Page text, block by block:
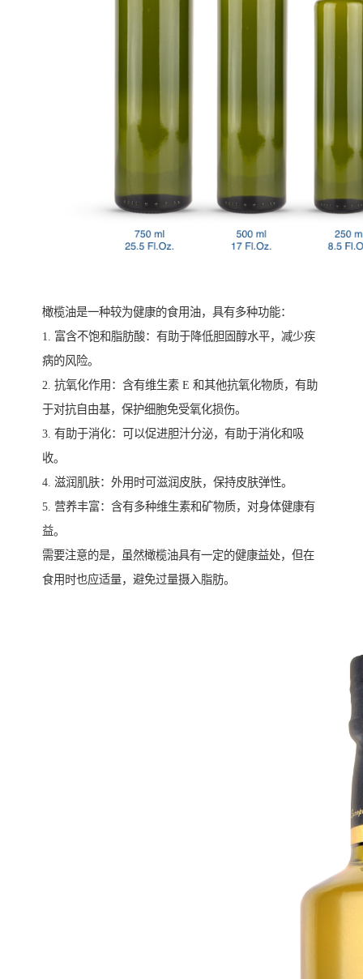
橄榄油是一种较为健康的食用油，具有多种功能：
1. 富含不饱和脂肪酸：有助于降低胆固醇水平，减少疾
病的风险。
2. 抗氧化作用：含有维生素 E 和其他抗氧化物质，有助
于对抗自由基，保护细胞免受氧化损伤。
3. 有助于消化：可以促进胆汁分泌，有助于消化和吸
收。
4. 滋润肌肤：外用时可滋润皮肤，保持皮肤弹性。
5. 营养丰富：含有多种维生素和矿物质，对身体健康有
益。
需要注意的是，虽然橄榄油具有一定的健康益处，但在
食用时也应适量，避免过量摄入脂肪。